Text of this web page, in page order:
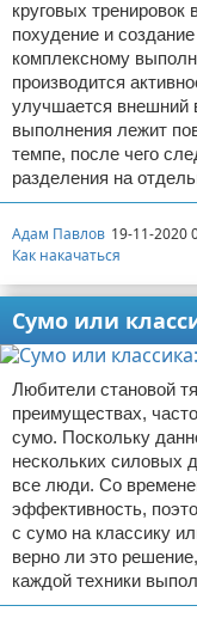
круговых тренировок
похудение и
комплексному
производится
улучшается внешний
выполнения лежит
темпе, после чего
разделения на
Адам Павлов 19-11-2020
Как накачаться
Сумо или
Любители становой
преимуществах,
сумо. Поскольку
нескольких силовых
все люди. Со
эффективность,
с сумо на классику
верно ли это
каждой техники